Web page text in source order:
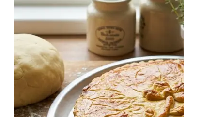
Venda
Essa
Delícia!